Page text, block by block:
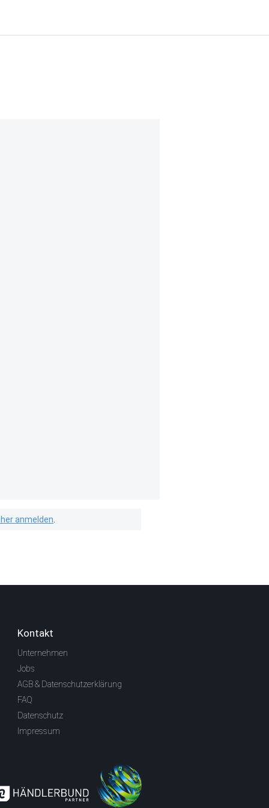
anmelden
Kontakt
Unternehmen
Jobs
AGB & Datenschutzerklärung
FAQ
Datenschutz
Impressum